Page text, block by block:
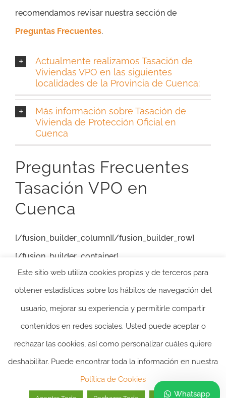
recomendamos revisar nuestra sección de
Preguntas Frecuentes.
Actualmente realizamos Tasación de
Viviendas VPO en las siguientes
localidades de la Provincia de Cuenca:
Más información sobre Tasación de
Vivienda de Protección Oficial en
Cuenca
Preguntas Frecuentes
Tasación VPO en
Cuenca
[/fusion_builder_column][/fusion_builder_row]
[/fusion_builder_container]
COOKIES|AVISO LEGAL
Este sitio web utiliza cookies propias y de terceros para
obtener estadísticas sobre los hábitos de navegación del
usuario, mejorar su experiencia y permitirle compartir
contenidos en redes sociales. Usted puede aceptar o
rechazar las cookies, así como personalizar cuáles quiere
deshabilitar. Puede encontrar toda la información en nuestra
Política de Cookies
Whatsapp